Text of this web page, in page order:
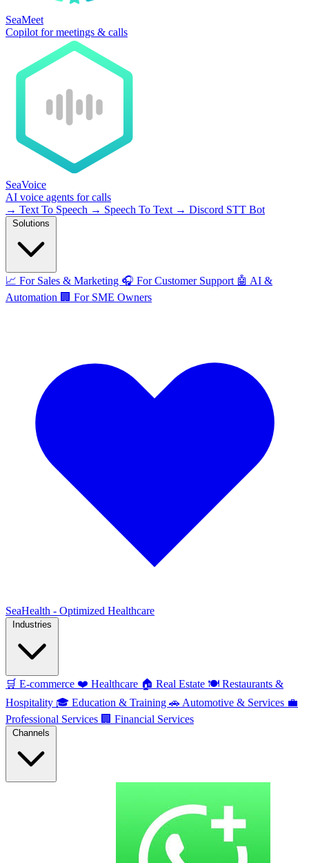
SeaMeet
Copilot for meetings & calls
SeaVoice
AI voice agents for calls
→ Text To Speech → Speech To Text → Discord STT Bot
📈 For Sales & Marketing 🎧 For Customer Support 🤖 AI &
Automation 🏢 For SME Owners
SeaHealth - Optimized Healthcare
🛒 E-commerce ❤️ Healthcare 🏠 Real Estate 🍽️ Restaurants &
Hospitality 🎓 Education & Training 🚗 Automotive & Services 💼
Professional Services 🏢 Financial Services